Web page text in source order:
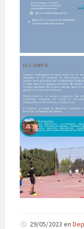
29/05/2023 en